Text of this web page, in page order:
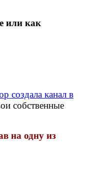
или как
создала канал в
собственные
на одну из